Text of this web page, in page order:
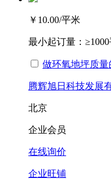
￥10.00/平米
最小起订量：
做环氧地坪质
腾辉旭日科技发展
北京
企业会员
在线询价
企业旺铺